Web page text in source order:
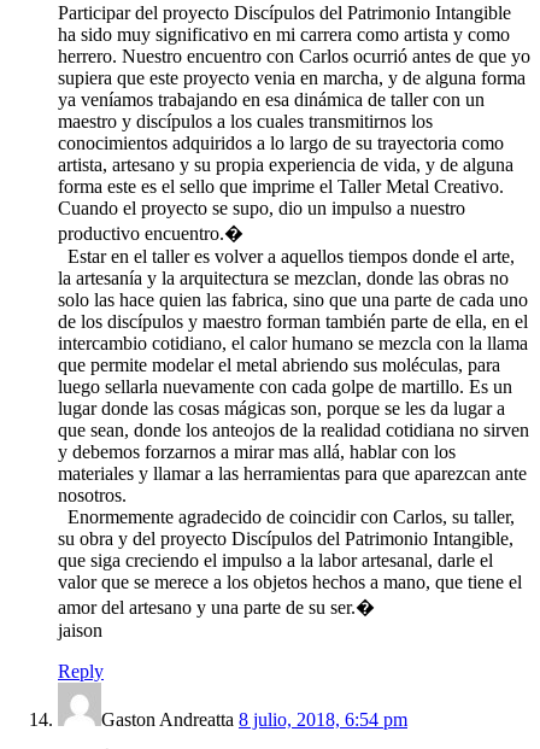
Participar del proyecto Discípulos del Patrimonio Intangible
ha sido muy significativo en mi carrera como artista y como
herrero. Nuestro encuentro con Carlos ocurrió antes de que yo
supiera que este proyecto venia en marcha, y de alguna forma
ya veníamos trabajando en esa dinámica de taller con un
maestro y discípulos a los cuales transmitirnos los
conocimientos adquiridos a lo largo de su trayectoria como
artista, artesano y su propia experiencia de vida, y de alguna
forma este es el sello que imprime el Taller Metal Creativo.
Cuando el proyecto se supo, dio un impulso a nuestro
productivo encuentro.�
Estar en el taller es volver a aquellos tiempos donde el arte,
la artesanía y la arquitectura se mezclan, donde las obras no
solo las hace quien las fabrica, sino que una parte de cada uno
de los discípulos y maestro forman también parte de ella, en el
intercambio cotidiano, el calor humano se mezcla con la llama
que permite modelar el metal abriendo sus moléculas, para
luego sellarla nuevamente con cada golpe de martillo. Es un
lugar donde las cosas mágicas son, porque se les da lugar a
que sean, donde los anteojos de la realidad cotidiana no sirven
y debemos forzarnos a mirar mas allá, hablar con los
materiales y llamar a las herramientas para que aparezcan ante
nosotros.
Enormemente agradecido de coincidir con Carlos, su taller,
su obra y del proyecto Discípulos del Patrimonio Intangible,
que siga creciendo el impulso a la labor artesanal, darle el
valor que se merece a los objetos hechos a mano, que tiene el
amor del artesano y una parte de su ser.�
jaison
Reply
Gaston Andreatta 8 julio, 2018, 6:54 pm